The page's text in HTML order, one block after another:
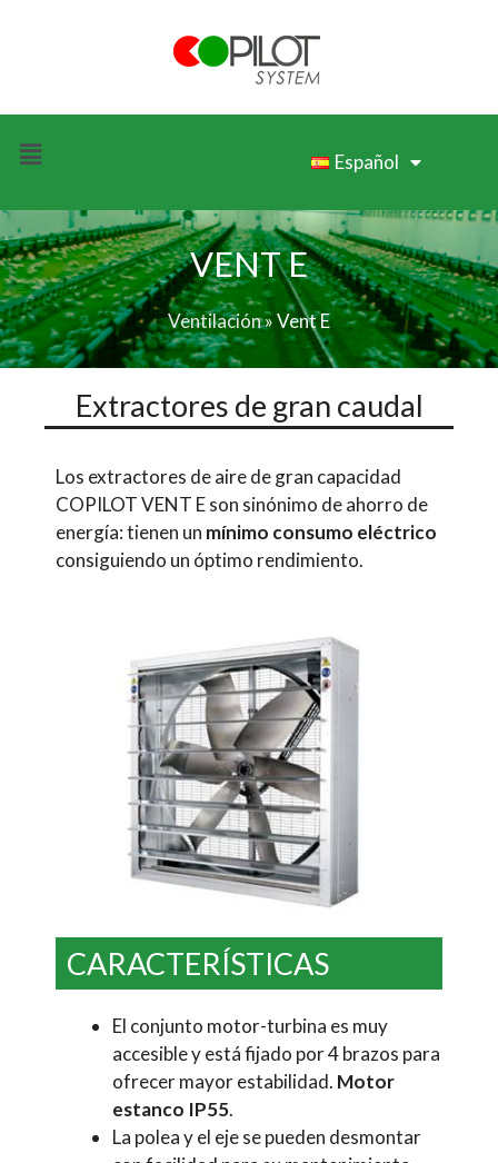
Español
VENT E
Ventilación»Vent E
Extractores de gran caudal
Los extractores de aire de gran capacidad
COPILOT VENT E son sinónimo de ahorro de
energía: tienen un mínimo consumo eléctrico
consiguiendo un óptimo rendimiento.
CARACTERÍSTICAS
El conjunto motor-turbina es muy
accesible y está fijado por 4 brazos para
ofrecer mayor estabilidad. Motor
estanco IP55.
La polea y el eje se pueden desmontar